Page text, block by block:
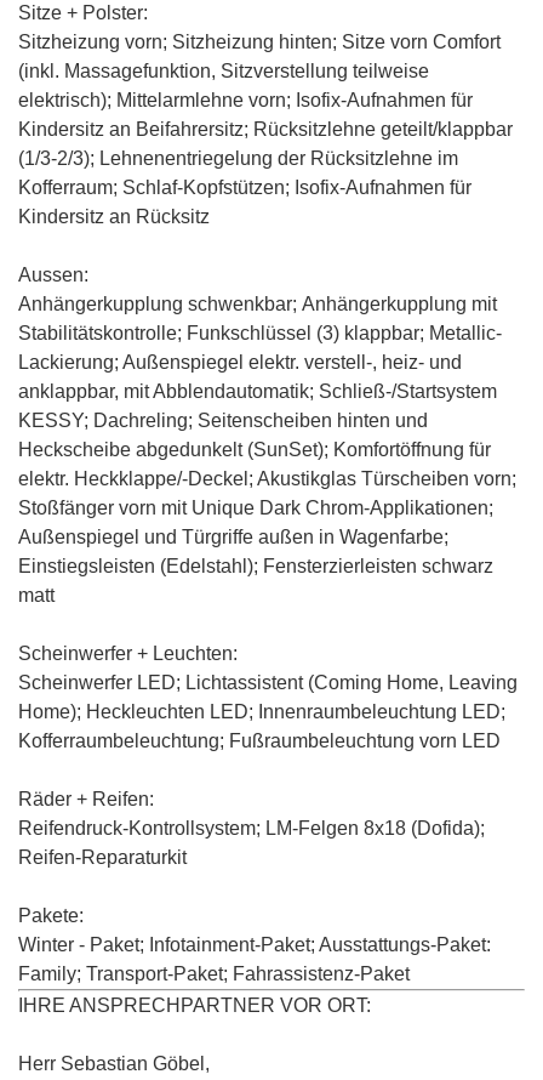
Sitze + Polster:
Sitzheizung vorn; Sitzheizung hinten; Sitze vorn Comfort
(inkl. Massagefunktion, Sitzverstellung teilweise
elektrisch); Mittelarmlehne vorn; Isofix-Aufnahmen für
Kindersitz an Beifahrersitz; Rücksitzlehne geteilt/klappbar
(1/3-2/3); Lehnenentriegelung der Rücksitzlehne im
Kofferraum; Schlaf-Kopfstützen; Isofix-Aufnahmen für
Kindersitz an Rücksitz
Aussen:
Anhängerkupplung schwenkbar; Anhängerkupplung mit
Stabilitätskontrolle; Funkschlüssel (3) klappbar; Metallic-
Lackierung; Außenspiegel elektr. verstell-, heiz- und
anklappbar, mit Abblendautomatik; Schließ-/Startsystem
KESSY; Dachreling; Seitenscheiben hinten und
Heckscheibe abgedunkelt (SunSet); Komfortöffnung für
elektr. Heckklappe/-Deckel ; Akustikglas Türscheiben vorn;
Stoßfänger vorn mit Unique Dark Chrom-Applikationen;
Außenspiegel und Türgriffe außen in Wagenfarbe;
Einstiegsleisten (Edelstahl); Fensterzierleisten schwarz
matt
Scheinwerfer + Leuchten:
Scheinwerfer LED; Lichtassistent (Coming Home, Leaving
Home); Heckleuchten LED; Innenraumbeleuchtung LED;
Kofferraumbeleuchtung; Fußraumbeleuchtung vorn LED
Räder + Reifen:
Reifendruck-Kontrollsystem; LM-Felgen 8x18 (Dofida);
Reifen-Reparaturkit
Pakete:
Winter - Paket; Infotainment-Paket; Ausstattungs-Paket:
Family; Transport-Paket; Fahrassistenz-Paket
IHRE ANSPRECHPARTNER VOR ORT:
Herr Sebastian Göbel,